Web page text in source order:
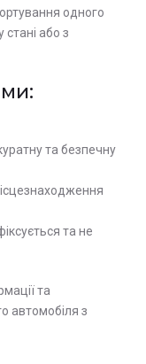
одного
стані або з
та безпечну
та не
та
автомобіля з